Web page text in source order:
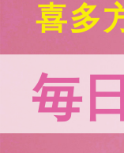
喜多
毎日